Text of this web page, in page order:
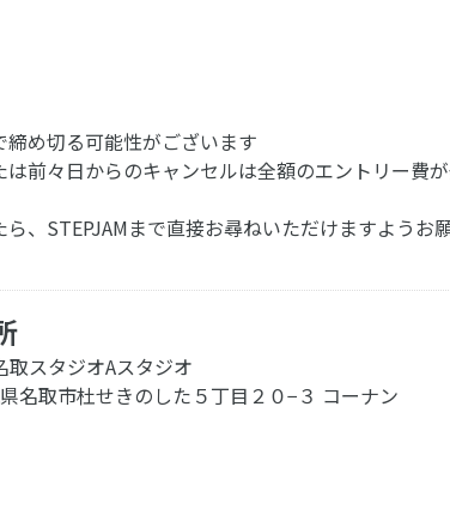
め切る可能性がございます
前々日からのキャンセルは全額のエントリー費
、STEPJAMまで直接お尋ねいただけますようお
スタジオAスタジオ
名取市杜せきのした５丁目２０−３ コーナン